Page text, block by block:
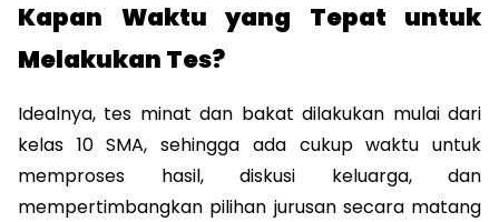
Kapan Waktu yang Tepat untuk
Melakukan Tes?
Idealnya, tes minat dan bakat dilakukan mulai dari
kelas 10 SMA, sehingga ada cukup waktu untuk
memproses hasil, diskusi keluarga, dan
mempertimbangkan pilihan jurusan secara matang